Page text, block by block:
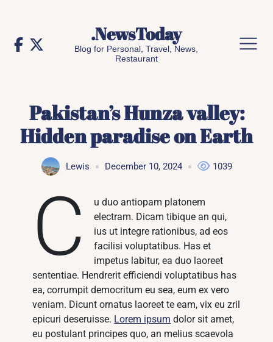
content
.NewsToday
Blog for Personal, Travel, News,
Restaurant
Pakistan’s Hunza valley:
Hidden paradise on Earth
Lewis December 10, 2024 1039
C
u duo antiopam platonem
electram. Dicam tibique an qui,
ius ut integre rationibus, ad eos
facilisi voluptatibus. Has et
impetus labitur, ea duo laoreet
sententiae. Hendrerit efficiendi voluptatibus has
ea, corrumpit democritum eu sea, eum ex vero
veniam. Dicunt ornatus laoreet te eam, vix eu zril
epicuri deseruisse. Lorem ipsum dolor sit amet,
eu postulant principes quo, an melius scaevola